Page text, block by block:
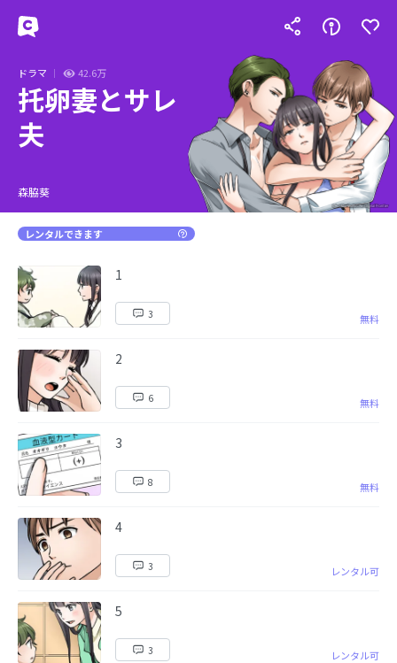
ドラマ 42.6万
托卵妻とサレ
夫
森脇葵
レンタルできます
1
3 無料
2
6 無料
3
8 無料
4
3 レンタル可
5
3 レンタル可